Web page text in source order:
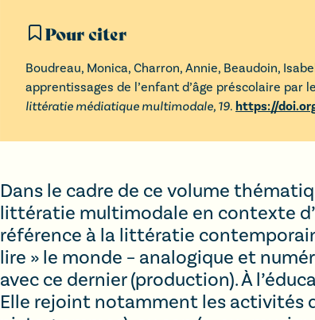
Pour citer
Boudreau, Monica, Charron, Annie, Beaudoin,
apprentissages de l’enfant d’âge préscolaire par
littératie médiatique multimodale, 19. https://
Dans le cadre de ce volume
littératie multimodale en contexte
référence à la littératie
lire » le monde – analogique et
avec ce dernier (production). À
Elle rejoint notamment les activités